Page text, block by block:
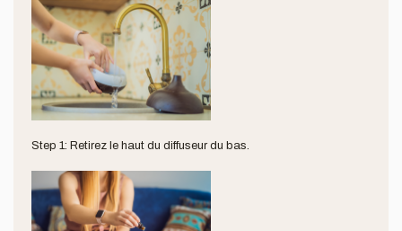
Step 1: Retirez le haut du diffuseur du bas.